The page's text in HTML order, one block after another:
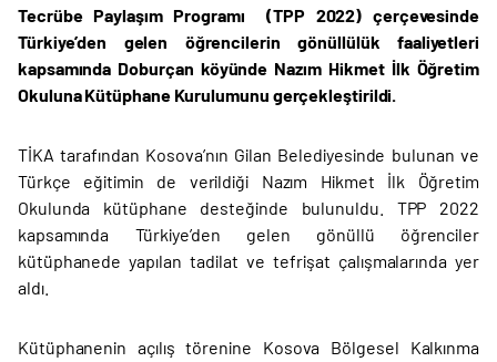
Tecrübe Paylaşım Programı (TPP 2022) çerçevesinde
Türkiye’den gelen öğrencilerin gönüllülük faaliyetleri
kapsamında Doburçan köyünde Nazım Hikmet İlk Öğretim
Okuluna Kütüphane Kurulumunu gerçekleştirildi.
TİKA tarafından Kosova’nın Gilan Belediyesinde bulunan ve
Türkçe eğitimin de verildiği Nazım Hikmet İlk Öğretim
Okulunda kütüphane desteğinde bulunuldu. TPP 2022
kapsamında Türkiye’den gelen gönüllü öğrenciler
kütüphanede yapılan tadilat ve tefrişat çalışmalarında yer
aldı.
Kütüphanenin açılış törenine Kosova Bölgesel Kalkınma